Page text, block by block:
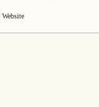
Website